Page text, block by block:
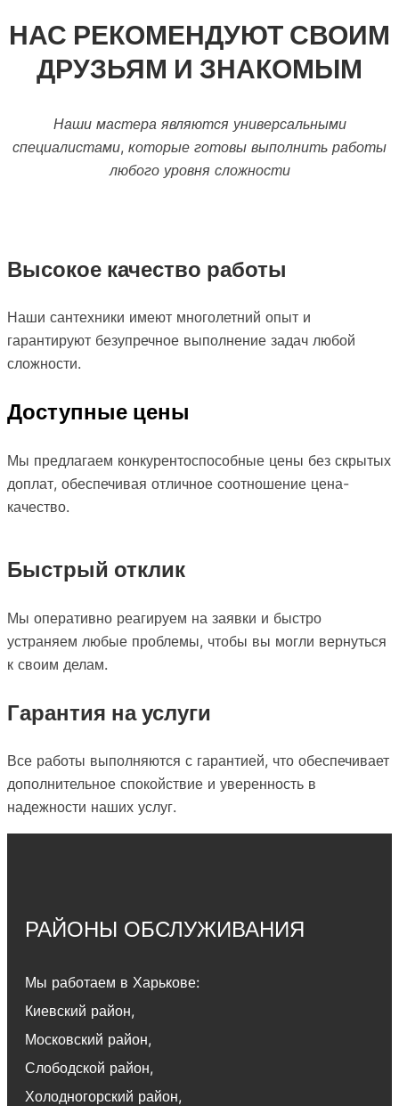
НАС РЕКОМЕНДУЮТ СВОИМ
ДРУЗЬЯМ И ЗНАКОМЫМ
Наши мастера являются универсальными
специалистами, которые готовы выполнить работы
любого уровня сложности
Высокое качество работы
Наши сантехники имеют многолетний опыт и
гарантируют безупречное выполнение задач любой
сложности.
Доступные цены
Мы предлагаем конкурентоспособные цены без скрытых
доплат, обеспечивая отличное соотношение цена-
качество.
Быстрый отклик
Мы оперативно реагируем на заявки и быстро
устраняем любые проблемы, чтобы вы могли вернуться
к своим делам.
Гарантия на услуги
Все работы выполняются с гарантией, что обеспечивает
дополнительное спокойствие и уверенность в
надежности наших услуг.
РАЙОНЫ ОБСЛУЖИВАНИЯ
Мы работаем в Харькове:
Киевский район,
Московский район,
Слободской район,
Холодногорский район,